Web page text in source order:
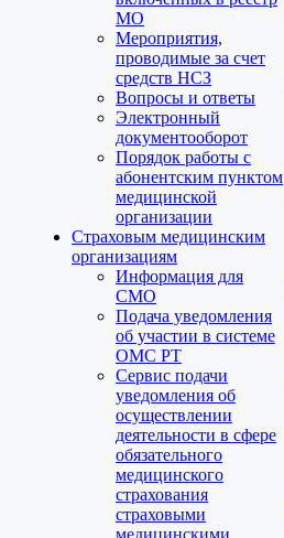
МО
Мероприятия,
проводимые за счет
средств НСЗ
Вопросы и ответы
Электронный
документооборот
Порядок работы с
абонентским пунктом
медицинской
организации
Страховым медицинским
организациям
Информация для
СМО
Подача уведомления
об участии в системе
ОМС РТ
Сервис подачи
уведомления об
осуществлении
деятельности в сфере
обязательного
медицинского
страхования
страховыми
медицинскими